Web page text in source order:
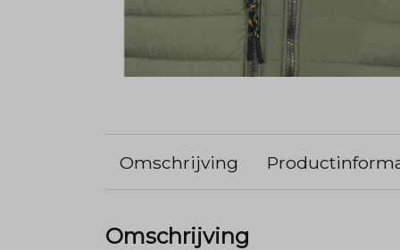
Omschrijving
Omschrijving